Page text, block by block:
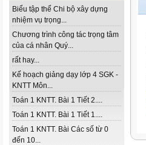
Biểu tập thể Chi bộ xây dựng
nhiệm vụ trọng...
Chương trình công tác trọng tâm
của cá nhân Quý...
rất hay...
Kế hoạch giảng dạy lớp 4 SGK -
KNTT Môn...
Toán 1 KNTT. Bài 1 Tiết 2....
Toán 1 KNTT. Bài 1 Tiết 1....
Toán 1 KNTT. Bài Các số từ 0
đến 10...